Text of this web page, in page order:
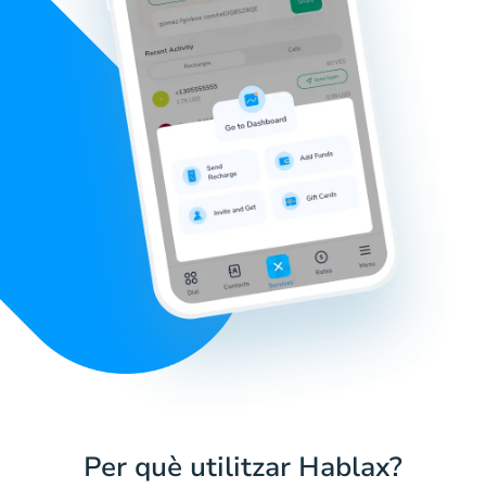
Per què utilitzar Hablax?